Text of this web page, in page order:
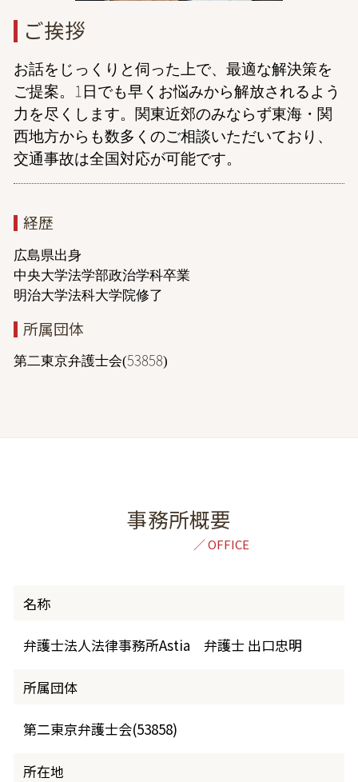
ご挨拶
お話をじっくりと伺った上で、最適な解決策を
ご提案。1日でも早くお悩みから解放されるよう
力を尽くします。関東近郊のみならず東海・関
西地方からも数多くのご相談いただいており、
交通事故は全国対応が可能です。
経歴
広島県出身
中央大学法学部政治学科卒業
明治大学法科大学院修了
所属団体
第二東京弁護士会(53858)
事務所概要
名称
弁護士法人法律事務所Astia 弁護士 出口忠明
所属団体
第二東京弁護士会(53858)
所在地